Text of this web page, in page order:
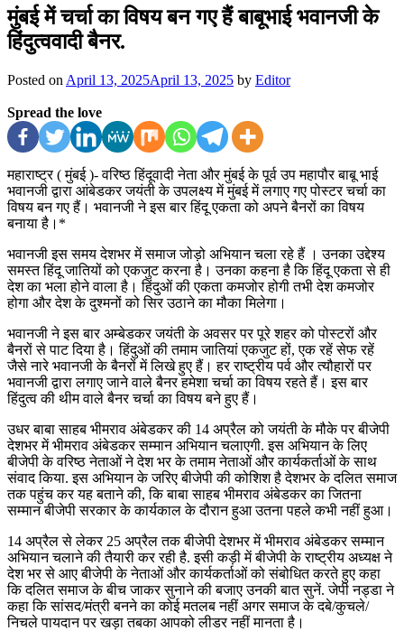
मुंबई में चर्चा का विषय बन गए हैं बाबूभाई भवानजी के
हिंदुत्ववादी बैनर.
Posted on April 13, 2025April 13, 2025 by Editor
Spread the love
महाराष्ट्र ( मुंबई )- वरिष्ठ हिंदूवादी नेता और मुंबई के पूर्व उप महापौर बाबू भाई
भवानजी द्वारा आंबेडकर जयंती के उपलक्ष्य में मुंबई में लगाए गए पोस्टर चर्चा का
विषय बन गए हैं। भवानजी ने इस बार हिंदू एकता को अपने बैनरों का विषय
बनाया है।*
भवानजी इस समय देशभर में समाज जोड़ो अभियान चला रहे हैं । उनका उद्देश्य
समस्त हिंदू जातियों को एकजुट करना है। उनका कहना है कि हिंदू एकता से ही
देश का भला होने वाला है। हिंदुओं की एकता कमजोर होगी तभी देश कमजोर
होगा और देश के दुश्मनों को सिर उठाने का मौका मिलेगा।
भवानजी ने इस बार अम्बेडकर जयंती के अवसर पर पूरे शहर को पोस्टरों और
बैनरों से पाट दिया है। हिंदुओं की तमाम जातियां एकजुट हों, एक रहें सेफ रहें
जैसे नारे भवानजी के बैनरों में लिखे हुए हैं। हर राष्ट्रीय पर्व और त्यौहारों पर
भवानजी द्वारा लगाए जाने वाले बैनर हमेशा चर्चा का विषय रहते हैं। इस बार
हिंदुत्व की थीम वाले बैनर चर्चा का विषय बने हुए हैं।
उधर बाबा साहब भीमराव अंबेडकर की 14 अप्रैल को जयंती के मौके पर बीजेपी
देशभर में भीमराव अंबेडकर सम्मान अभियान चलाएगी. इस अभियान के लिए
बीजेपी के वरिष्ठ नेताओं ने देश भर के तमाम नेताओं और कार्यकर्ताओं के साथ
संवाद किया. इस अभियान के जरिए बीजेपी की कोशिश है देशभर के दलित समाज
तक पहुंच कर यह बताने की, कि बाबा साहब भीमराव अंबेडकर का जितना
सम्मान बीजेपी सरकार के कार्यकाल के दौरान हुआ उतना पहले कभी नहीं हुआ।
14 अप्रैल से लेकर 25 अप्रैल तक बीजेपी देशभर में भीमराव अंबेडकर सम्मान
अभियान चलाने की तैयारी कर रही है. इसी कड़ी में बीजेपी के राष्ट्रीय अध्यक्ष ने
देश भर से आए बीजेपी के नेताओं और कार्यकर्ताओं को संबोधित करते हुए कहा
कि दलित समाज के बीच जाकर सुनाने की बजाए उनकी बात सुनें. जेपी नड्डा ने
कहा कि सांसद/मंत्री बनने का कोई मतलब नहीं अगर समाज के दबे/कुचले/
निचले पायदान पर खड़ा तबका आपको लीडर नहीं मानता है।